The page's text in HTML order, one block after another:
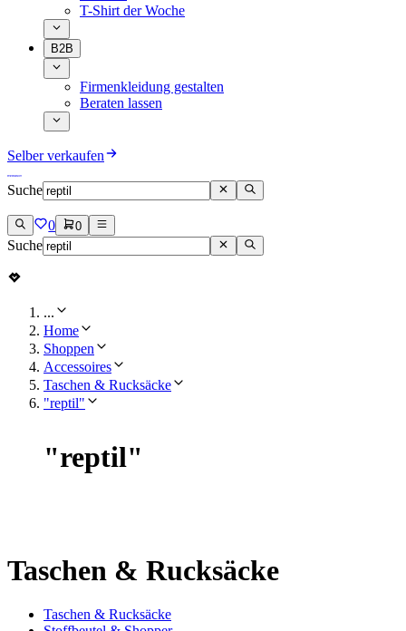
T-Shirt der Woche
B2B
Firmenkleidung gestalten
Beraten lassen
Selber verkaufen
Suche
0 0
Suche
...
Home
Shoppen
Accessoires
Taschen & Rucksäcke
"reptil"
"reptil"
Taschen & Rucksäcke
Taschen & Rucksäcke